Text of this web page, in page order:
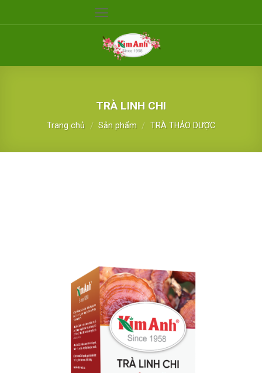
TRÀ LINH CHI
Trang chủ / Sản phẩm / TRÀ THẢO DƯỢC